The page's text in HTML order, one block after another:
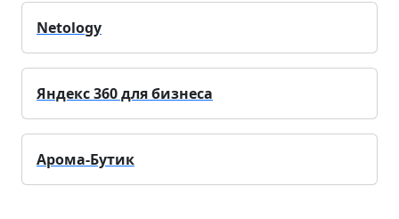
Netology
Яндекс 360 для бизнеса
Арома-Бутик